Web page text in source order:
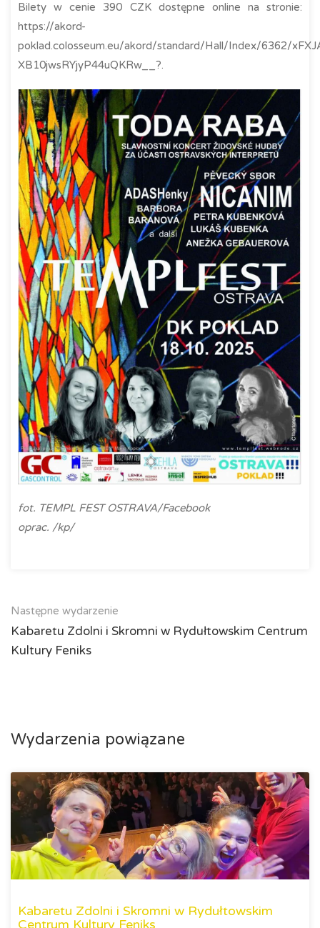
Bilety w cenie 390 CZK dostępne online na stronie:
https://akord-
poklad.colosseum.eu/akord/standard/Hall/Index/6362/
XB10jwsRYjyP44uQKRw__?.
fot. TEMPL FEST OSTRAVA/Facebook
oprac. /kp/
Następne wydarzenie
Kabaretu Zdolni i Skromni w Rydułtowskim Centrum
Kultury Feniks
Wydarzenia powiązane
Kabaretu Zdolni i Skromni w Rydułtowskim
Centrum Kultury Feniks